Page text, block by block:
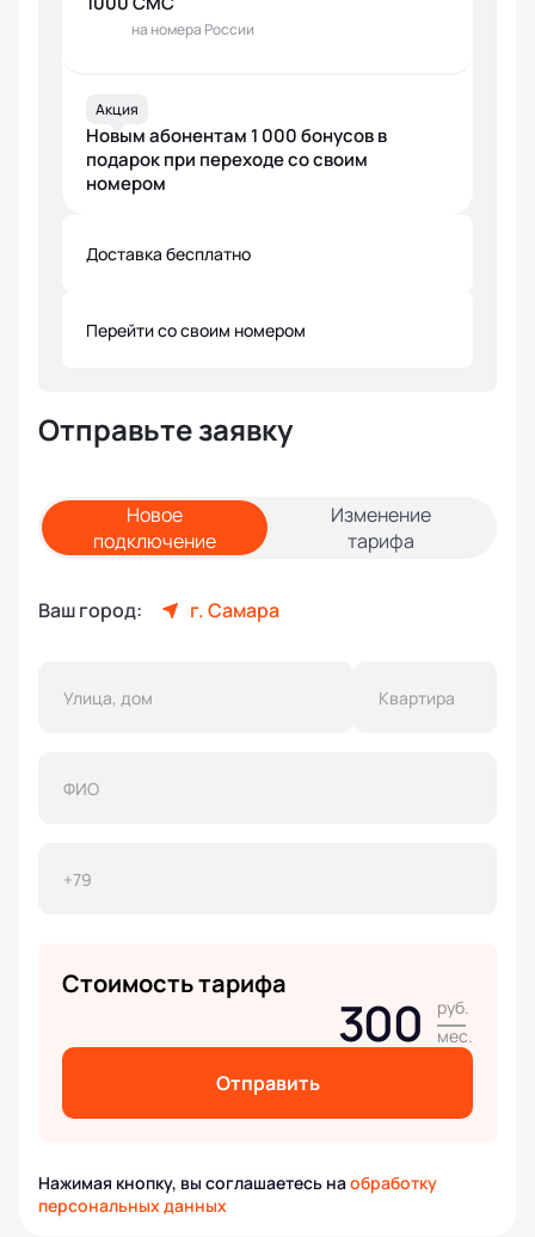
на номера России
Акция
Новым абонентам 1 000 бонусов в
подарок при переходе со своим
номером
Доставка бесплатно
Перейти со своим номером
Отправьте заявку
Новое
подключение
Изменение
тарифа
Ваш город: г. Самара
Стоимость тарифа
300
руб.
мес.
Отправить
Нажимая кнопку, вы соглашаетесь наобработку
персональных данных